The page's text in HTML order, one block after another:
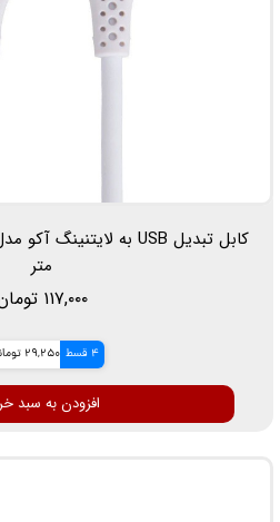
متر
۱۱۷,۰۰۰ تومان
4 قسط 29,250 تومانی
افزودن به سبد